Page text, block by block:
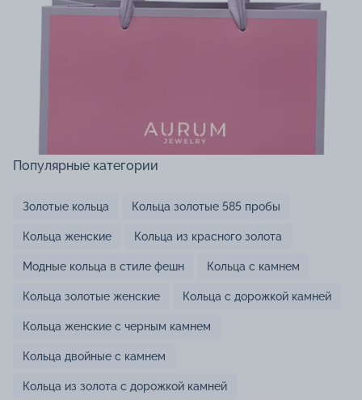
Популярные категории
Золотые кольца Кольца золотые 585 пробы
Кольца женские Кольца из красного золота
Модные кольца в стиле фешн Кольца с камнем
Кольца золотые женские Кольца с дорожкой камней
Кольца женские с черным камнем
Кольца двойные с камнем
Кольца из золота с дорожкой камней